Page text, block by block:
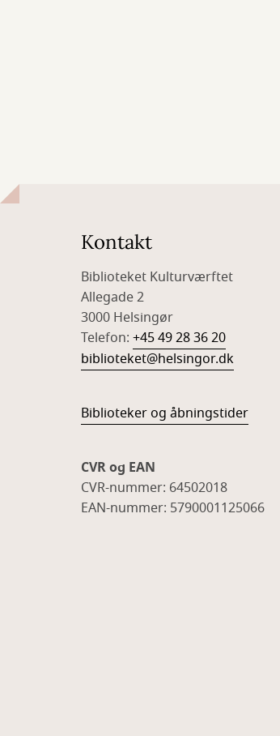
Kontakt
Biblioteket Kulturværftet
Allegade 2
3000 Helsingør
Telefon: +45 49 28 36 20
biblioteket@helsingor.dk
Biblioteker og åbningstider
CVR og EAN
CVR-nummer: 64502018
EAN-nummer: 5790001125066